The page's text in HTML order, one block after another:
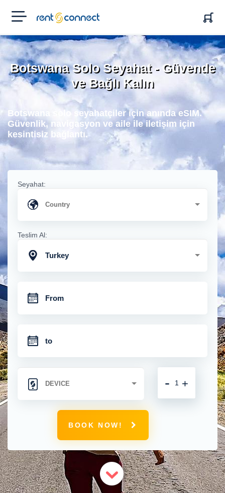
RENT'N
CONNECT
Botswana Solo Seyahat - Güvende
ve Bağlı Kalın
Botswana solo seyahatçiler için anında eSIM.
Güvenlik, navigasyon ve aile ile iletişim için
kesintisiz bağlantı.
Seyahat:
Teslim Al:
Turkey
+
-
BOOK NOW!